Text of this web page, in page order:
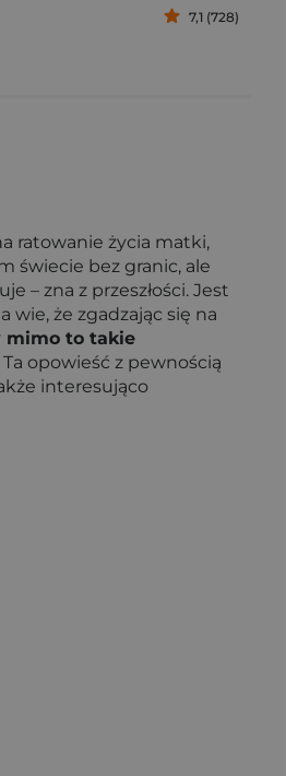
7,1 (728)
ratowanie życia matki,
świecie bez granic, ale
– zna z przeszłości. Jest
wie, że zgadzając się na
mimo to takie
opowieść z pewnością
interesująco